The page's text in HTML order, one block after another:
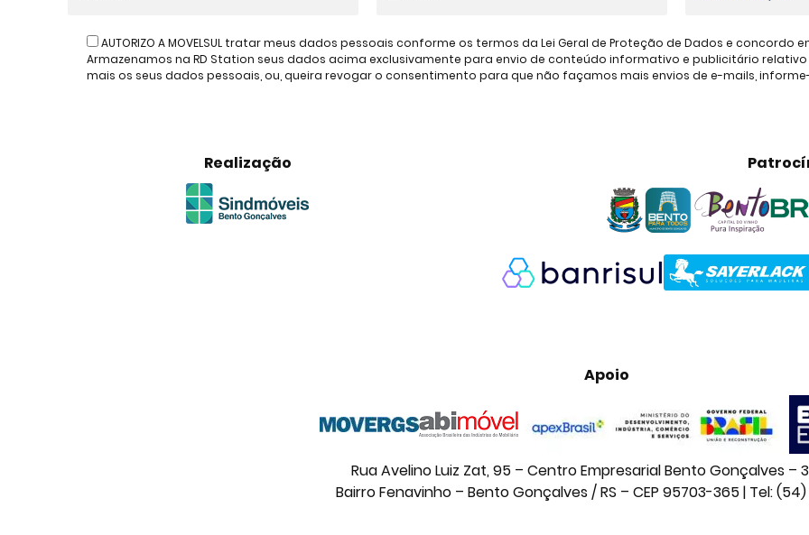
AUTORIZO A MOVELSUL tratar meus dados pessoais conforme os termos da Lei Geral de Proteção de Dados e
Armazenamos na RD Station seus dados acima exclusivamente para envio de conteúdo informativo e publicitário relativo à
mais os seus dados pessoais, ou, queira revogar o consentimento para que não façamos mais envios de e-mails,
Realização
Apoio
Rua Avelino Luiz Zat, 95 – Centro Empresarial Bento Gonçalves –
Bairro Fenavinho – Bento Gonçalves / RS – CEP 95703-365 | Tel: (54)